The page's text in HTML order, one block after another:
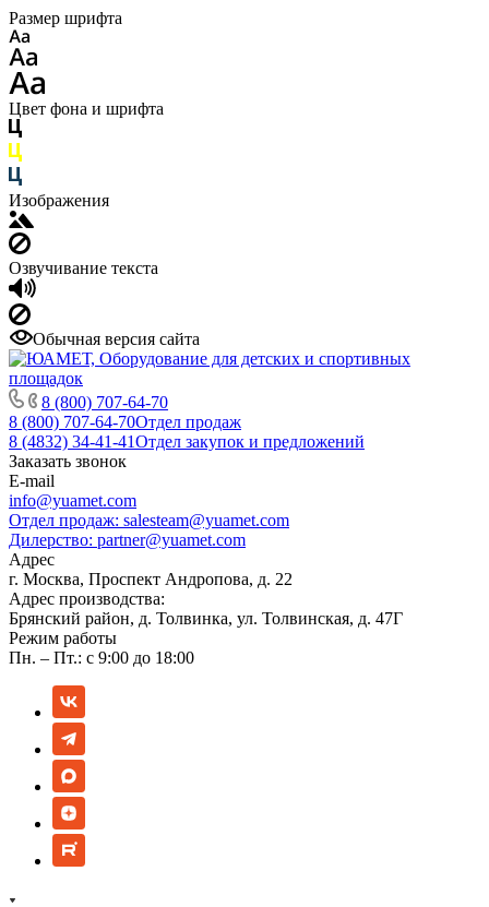
Размер шрифта
Цвет фона и шрифта
Изображения
Озвучивание текста
Обычная версия сайта
8 (800) 707-64-70
8 (800) 707-64-70Отдел продаж
8 (4832) 34-41-41Отдел закупок и предложений
Заказать звонок
E-mail
info@yuamet.com
Отдел продаж: salesteam@yuamet.com
Дилерство: partner@yuamet.com
Адрес
г. Москва, Проспект Андропова, д. 22
Адрес производства:
Брянский район, д. Толвинка, ул. Толвинская, д. 47Г
Режим работы
Пн. – Пт.: с 9:00 до 18:00